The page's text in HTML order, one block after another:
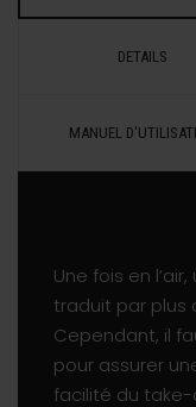
DETAILS
MANUEL
Une fois en
traduit par plus
Cependant, il
pour assurer
facilité du take-